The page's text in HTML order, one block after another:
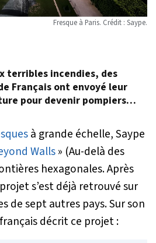
Fresque à Paris. Crédit : Saype.
terribles incendies, des
Français ont envoyé leur
pour devenir pompiers
à grande échelle, Saype
Walls» (Au-delà des
hexagonales. Après
s’est déjà retrouvé sur
de sept autres pays. Sur son
décrit ce projet :